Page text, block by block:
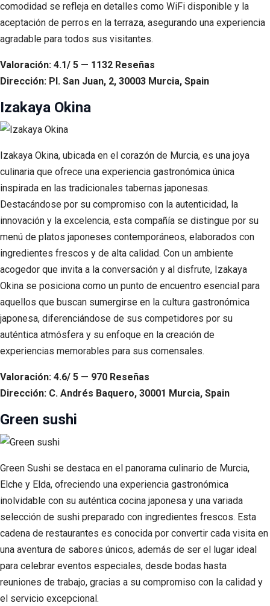
comodidad se refleja en detalles como WiFi disponible y la
aceptación de perros en la terraza, asegurando una experiencia
agradable para todos sus visitantes.
Valoración: 4.1/ 5 — 1132 Reseñas
Dirección: Pl. San Juan, 2, 30003 Murcia, Spain
Izakaya Okina
Izakaya Okina, ubicada en el corazón de Murcia, es una joya
culinaria que ofrece una experiencia gastronómica única
inspirada en las tradicionales tabernas japonesas.
Destacándose por su compromiso con la autenticidad, la
innovación y la excelencia, esta compañía se distingue por su
menú de platos japoneses contemporáneos, elaborados con
ingredientes frescos y de alta calidad. Con un ambiente
acogedor que invita a la conversación y al disfrute, Izakaya
Okina se posiciona como un punto de encuentro esencial para
aquellos que buscan sumergirse en la cultura gastronómica
japonesa, diferenciándose de sus competidores por su
auténtica atmósfera y su enfoque en la creación de
experiencias memorables para sus comensales.
Valoración: 4.6/ 5 — 970 Reseñas
Dirección: C. Andrés Baquero, 30001 Murcia, Spain
Green sushi
Green Sushi se destaca en el panorama culinario de Murcia,
Elche y Elda, ofreciendo una experiencia gastronómica
inolvidable con su auténtica cocina japonesa y una variada
selección de sushi preparado con ingredientes frescos. Esta
cadena de restaurantes es conocida por convertir cada visita en
una aventura de sabores únicos, además de ser el lugar ideal
para celebrar eventos especiales, desde bodas hasta
reuniones de trabajo, gracias a su compromiso con la calidad y
el servicio excepcional.